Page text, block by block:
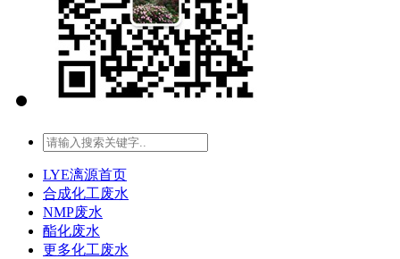
LYE漓源首页
合成化工废水
NMP废水
酯化废水
更多化工废水